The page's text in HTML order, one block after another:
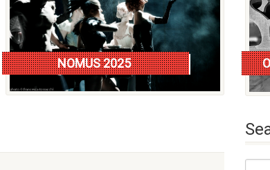
NOMUS 2025
Nomus razlog više/istorija festivala